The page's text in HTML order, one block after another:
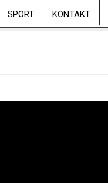
SPORT KONTAKT